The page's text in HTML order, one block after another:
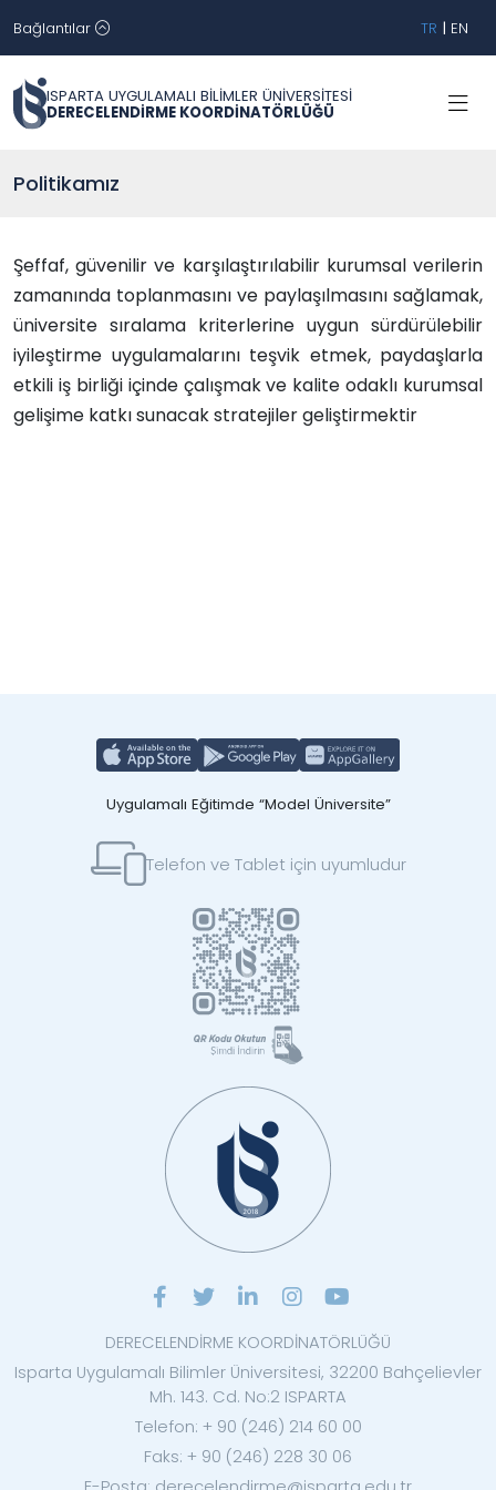
Bağlantılar TR | EN
ISPARTA UYGULAMALI BİLİMLER ÜNİVERSİTESİ
DERECELENDİRME KOORDİNATÖRLÜĞÜ
Politikamız
Şeffaf, güvenilir ve karşılaştırılabilir kurumsal verilerin
zamanında toplanmasını ve paylaşılmasını sağlamak,
üniversite sıralama kriterlerine uygun sürdürülebilir
iyileştirme uygulamalarını teşvik etmek, paydaşlarla
etkili iş birliği içinde çalışmak ve kalite odaklı kurumsal
gelişime katkı sunacak stratejiler geliştirmektir
Uygulamalı Eğitimde “Model Üniversite”
Telefon ve Tablet için uyumludur
DERECELENDİRME KOORDİNATÖRLÜĞÜ
Isparta Uygulamalı Bilimler Üniversitesi, 32200 Bahçelievler
Mh. 143. Cd. No:2 ISPARTA
Telefon: + 90 (246) 214 60 00
Faks: + 90 (246) 228 30 06